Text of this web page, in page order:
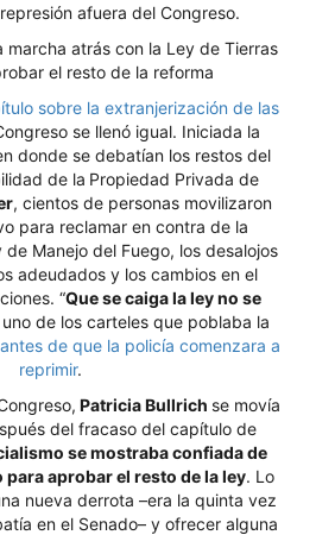
afuera del Congreso.
marcha atrás con la Ley de Tierras
el resto de la reforma
sobre la extranjerización de las
se llenó igual. Iniciada la
donde se debatían los restos del
de la Propiedad Privada de
, cientos de personas movilizaron
para reclamar en contra de la
Manejo del Fuego, los desalojos
adeudados y los cambios en el
“Que se caiga la ley no se
uno de los carteles que poblaba la
de que la policía comenzara a
reprimir.
Patricia Bullrich se movía
del fracaso del capítulo de
se mostraba confiada de
aprobar el resto de la ley. Lo
nueva derrota –era la quinta vez
en el Senado– y ofrecer alguna